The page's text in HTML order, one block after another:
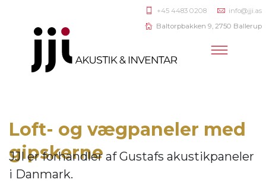
+45 4483 0208
info@jji.as
Baltorpbakken 9, 2750 Ballerup
Loft- og vægpaneler med
gipskerne
JJI er forhandler afGustafs akustikpaneler
i Danmark.